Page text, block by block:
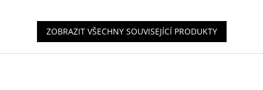
hvězdiček.
ZOBRAZIT VŠECHNY SOUVISEJÍCÍ PRODUKTY
Z